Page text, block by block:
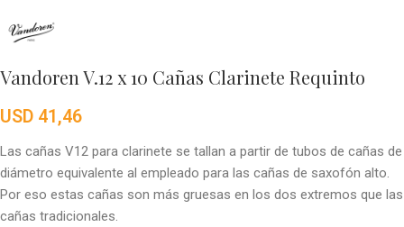
Vandoren V.12 x 10 Cañas Clarinete Requinto
USD 41,46
Las cañas V12 para clarinete se tallan a partir de tubos de cañas de
diámetro equivalente al empleado para las cañas de saxofón alto.
Por eso estas cañas son más gruesas en los dos extremos que las
cañas tradicionales.